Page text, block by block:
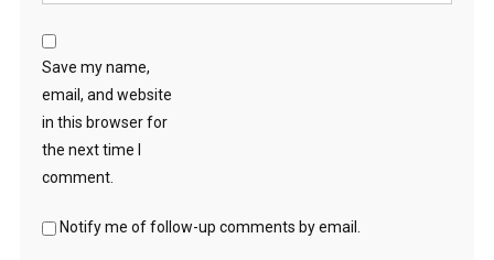
Save my name,
email, and website
in this browser for
the next time I
comment.
Notify me of follow-up comments by email.